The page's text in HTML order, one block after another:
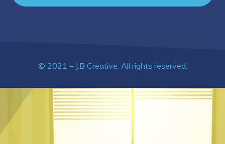
© 2021 – J.B Creative. All rights reserved.